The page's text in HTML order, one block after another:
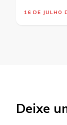
16 DE JULHO
Deixe